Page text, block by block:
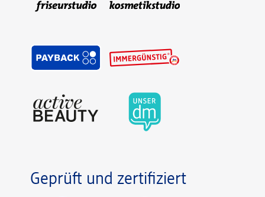
Geprüft und zertifiziert